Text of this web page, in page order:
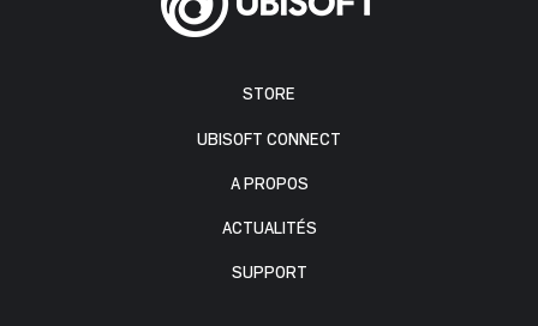
STORE
UBISOFT CONNECT
A PROPOS
ACTUALITÉS
SUPPORT